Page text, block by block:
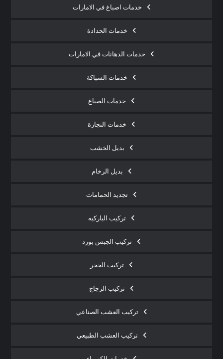
خدمات اصباغ في الامارات
خدمات الحدادة
خدمات الدهانات في الامارات
خدمات السباكة
خدمات الصباغ
خدمات النجارة
بديل الخشب
بديل الرخام
تجديد الحمامات
تركيب الباركيه
تركيب الجبس بورد
تركيب الحجر
تركيب الزجاج
تركيب العشب الصناعي
تركيب العشب الطبيعي